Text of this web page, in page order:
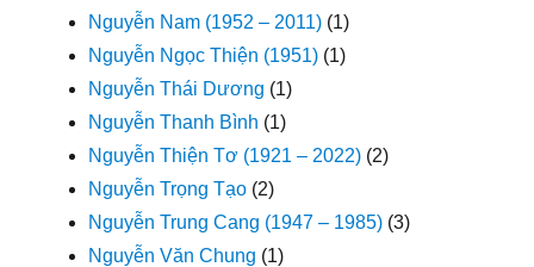
Nguyễn Nam (1952 – 2011) (1)
Nguyễn Ngọc Thiện (1951) (1)
Nguyễn Thái Dương (1)
Nguyễn Thanh Bình (1)
Nguyễn Thiện Tơ (1921 – 2022) (2)
Nguyễn Trọng Tạo (2)
Nguyễn Trung Cang (1947 – 1985) (3)
Nguyễn Văn Chung (1)